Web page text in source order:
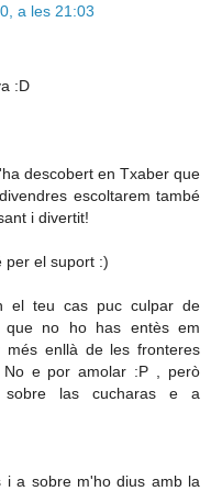
a les 21:03
:D
descobert en Txaber que
escoltarem també
i divertit!
per el suport :)
el teu cas puc culpar de
que no ho has entès em
més enllà de les fronteres
No e por amolar :P , però
las cucharas e a
i a sobre m'ho dius amb la